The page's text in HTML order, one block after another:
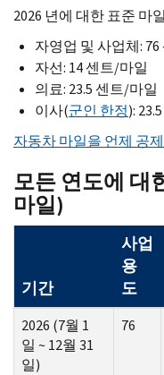
2026 년에 대한 표준 마
자영업 및 사업체:
자선: 14 센트/마일
의료: 23.5 센트/마일
이사(군인 한정):
자동차 마일을 언제 공
모든 연도에 대
마일)
기간
사업
용
도
2026 (7월 1
일 ~ 12월 31
일)
76